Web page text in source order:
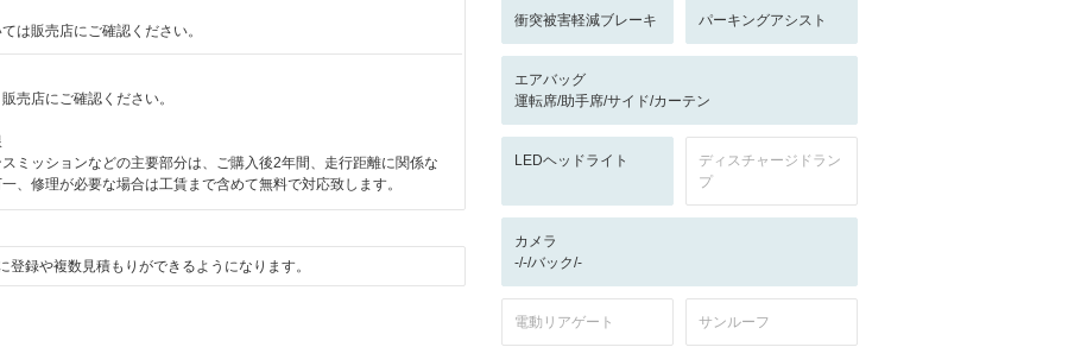
は販売店にご確認ください。
売店にご確認ください。
ミッションなどの主要部分は、ご購入後2年間、走行距離に関係な
、修理が必要な場合は工賃まで含めて無料で対応致します。
登録や複数見積もりができるようになります。
衝突被害軽減ブレーキ パーキングアシスト
エアバッグ
運転席/助手席/サイド/カーテン
LEDヘッドライト
ディスチャージドラン
プ
カメラ
-/-/バック/-
電動リアゲート サンルーフ